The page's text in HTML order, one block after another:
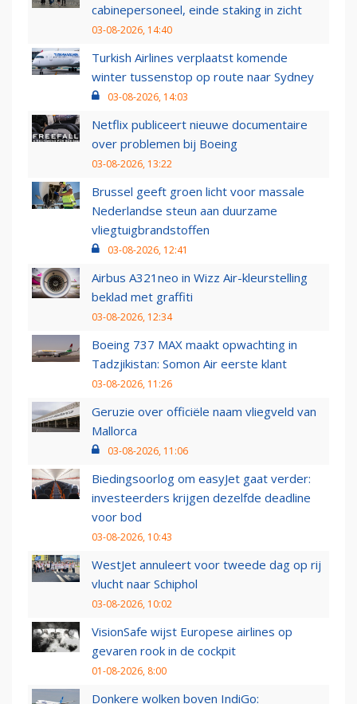
cabinepersoneel, einde staking in zicht
03-08-2026, 14:40
Turkish Airlines verplaatst komende
winter tussenstop op route naar Sydney
03-08-2026, 14:03
Netflix publiceert nieuwe documentaire
over problemen bij Boeing
03-08-2026, 13:22
Brussel geeft groen licht voor massale
Nederlandse steun aan duurzame
vliegtuigbrandstoffen
03-08-2026, 12:41
Airbus A321neo in Wizz Air-kleurstelling
beklad met graffiti
03-08-2026, 12:34
Boeing 737 MAX maakt opwachting in
Tadzjikistan: Somon Air eerste klant
03-08-2026, 11:26
Geruzie over officiële naam vliegveld van
Mallorca
03-08-2026, 11:06
Biedingsoorlog om easyJet gaat verder:
investeerders krijgen dezelfde deadline
voor bod
03-08-2026, 10:43
WestJet annuleert voor tweede dag op rij
vlucht naar Schiphol
03-08-2026, 10:02
VisionSafe wijst Europese airlines op
gevaren rook in de cockpit
01-08-2026, 8:00
Donkere wolken boven IndiGo: